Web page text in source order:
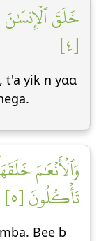
خَلَقَ
[٤]
t'a yik n yɑɑ
وَٱلۡأَنۡعَٰمَ
تَأۡكُلُونَ [٥]
Bee b